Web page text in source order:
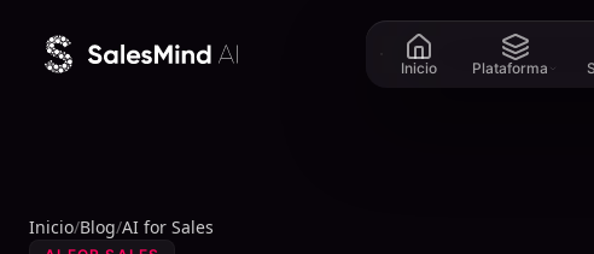
Inicio Plataforma
Inicio/Blog/AI for Sales